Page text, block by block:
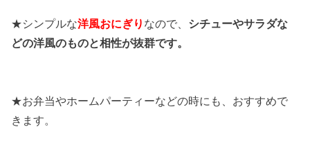
★シンプルな洋風おにぎり なので、 シチューやサラダな
どの洋風のものと相性が抜群です。
★お弁当やホームパーティーなどの時にも、おすすめで
きます。